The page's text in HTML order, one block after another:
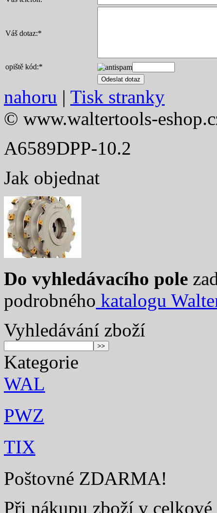
Váš dotaz:*
opiště kód:*
nahoru | Tisk stranky
© www.waltertools-
A6589DPP-10.2
Jak objednat
Do vyhledávacího pole
podrobného katalogu
Vyhledávání zboží
Kategorie
WAL
PWZ
TIX
Poštovné ZDARMA!
Při nákupu zboží v